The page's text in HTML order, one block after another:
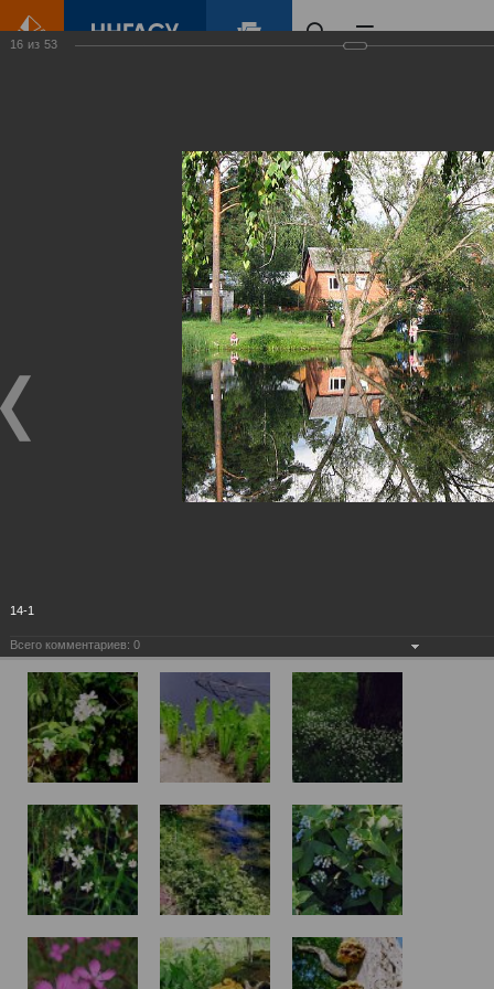
Виртуальные
выставки
(фотоальбомы)
16 из 53
14-1
Всего комментариев: 0